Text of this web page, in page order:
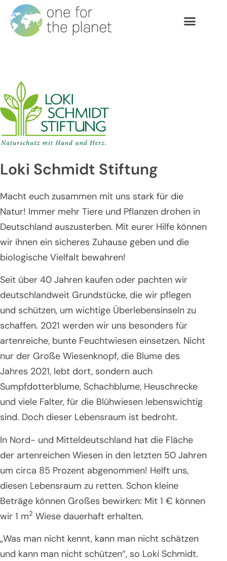
Loki Schmidt Stiftung
Macht euch zusammen mit uns stark für die
Natur! Immer mehr Tiere und Pflanzen drohen in
Deutschland auszusterben. Mit eurer Hilfe können
wir ihnen ein sicheres Zuhause geben und die
biologische Vielfalt bewahren!
Seit über 40 Jahren kaufen oder pachten wir
deutschlandweit Grundstücke, die wir pflegen
und schützen, um wichtige Überlebensinseln zu
schaffen. 2021 werden wir uns besonders für
artenreiche, bunte Feuchtwiesen einsetzen. Nicht
nur der Große Wiesenknopf, die Blume des
Jahres 2021, lebt dort, sondern auch
Sumpfdotterblume, Schachblume, Heuschrecke
und viele Falter, für die Blühwiesen lebenswichtig
sind. Doch dieser Lebensraum ist bedroht.
In Nord- und Mitteldeutschland hat die Fläche
der artenreichen Wiesen in den letzten 50 Jahren
um circa 85 Prozent abgenommen! Helft uns,
diesen Lebensraum zu retten. Schon kleine
Beträge können Großes bewirken: Mit 1 € können
wir 1 m2 Wiese dauerhaft erhalten.
„Was man nicht kennt, kann man nicht schätzen
und kann man nicht schützen“, so Loki Schmidt.